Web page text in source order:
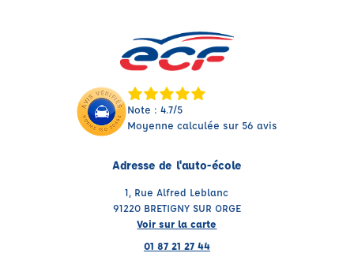
Note : 4.7/5
Moyenne calculée sur 56 avis
Adresse de l'auto-école
1, Rue Alfred Leblanc
91220 BRETIGNY SUR ORGE
Voir sur la carte
01 87 21 27 44